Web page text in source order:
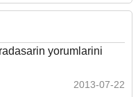
yorumlarini
2013-07-22